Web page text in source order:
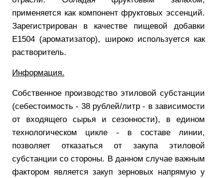
применяется как компонент фруктовых эссенций.
Зарегистрирован в качестве пищевой добавки
Е1504 (ароматизатор), широко используется как
растворитель.
Информация.
Собственное производство этиловой субстанции
(себестоимость - 38 рублей/литр - в зависимости
от входящего сырья и сезонности), в едином
технологическом цикле - в составе линии,
позволяет отказаться от закупа этиловой
субстанции со стороны. В данном случае важным
фактором является закуп зерновых напрямую у